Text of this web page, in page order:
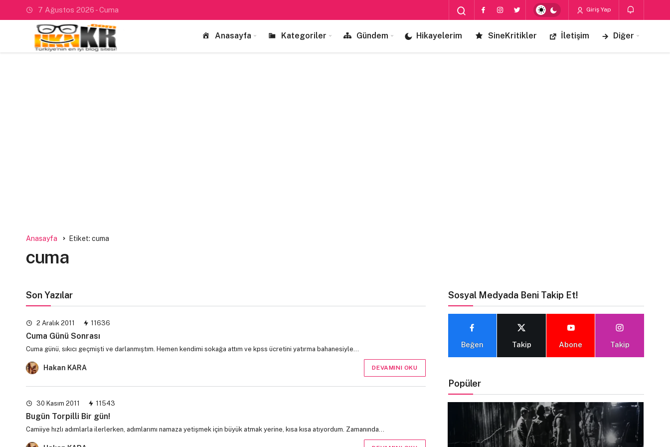
7 Ağustos 2026 - Cuma Giriş Yap
Anasayfa Kategoriler Gündem Hikayelerim SineKritikler İletişim Diğer
Anasayfa Etiket: cuma
cuma
Son Yazılar
2 Aralık 2011 11636
Cuma Günü Sonrası
Cuma günü, sıkıcı geçmişti ve darlanmıştım. Hemen kendimi sokağa attım ve kpss ücretini yatırma bahanesiyle…
Hakan KARA DEVAMINI OKU
30 Kasım 2011 11543
Bugün Torpilli Bir gün!
Camiiye hızlı adımlarla ilerlerken, adımlarımı namaza yetişmek için büyük atmak yerine, kısa kısa atıyordum. Zamanında…
Sosyal Medyada Beni Takip Et!
Beğen Takip Abone Takip
Popüler